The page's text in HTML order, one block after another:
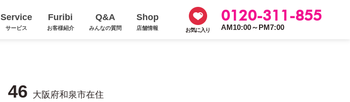
Service
サービス
Furibi
お客様紹介
Q&A
みんなの質問
Shop
店舗情報 お気に入り
0120-311-855
AM10:00～PM7:00
46 大阪府和泉市在住